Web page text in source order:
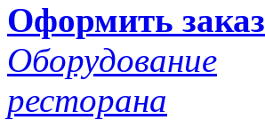
Оформить заказ
Оборудование
ресторана